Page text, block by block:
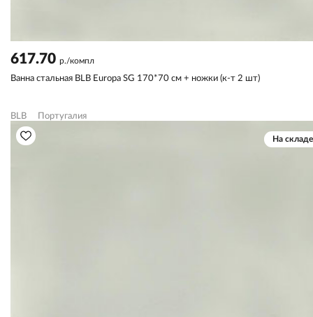
617.70 р./компл
Ванна стальная BLB Europa SG 170*70 см + ножки (к-т 2 шт)
BLB Португалия
На складе